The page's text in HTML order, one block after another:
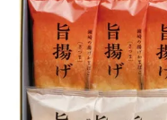
お得な夏ギフト